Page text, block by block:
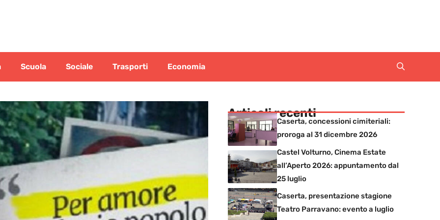
Scuola Sociale Trasporti Economia
Articoli recenti
Caserta, concessioni cimiteriali:
proroga al 31 dicembre 2026
Castel Volturno, Cinema Estate
all’Aperto 2026: appuntamento dal
25 luglio
Caserta, presentazione stagione
Teatro Parravano: evento a luglio